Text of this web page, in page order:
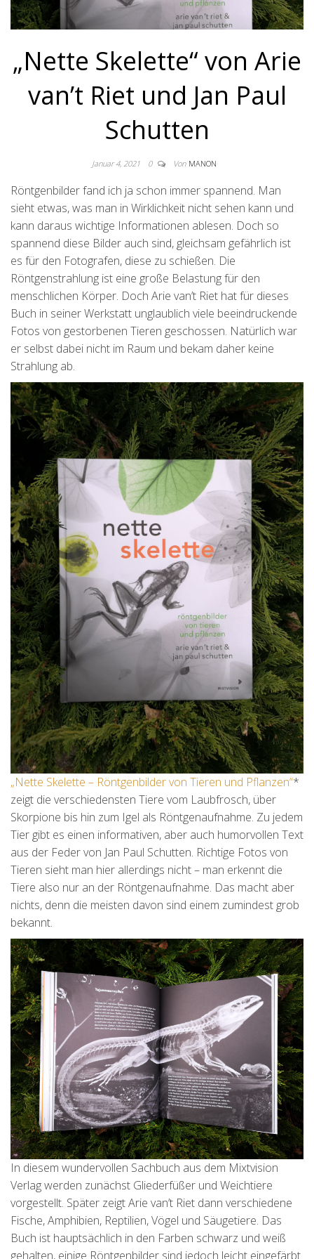
„Nette Skelette“ von Arie
van’t Riet und Jan Paul
Schutten
Januar 4, 2021 0 Von MANON
Röntgenbilder fand ich ja schon immer spannend. Man
sieht etwas, was man in Wirklichkeit nicht sehen kann und
kann daraus wichtige Informationen ablesen. Doch so
spannend diese Bilder auch sind, gleichsam gefährlich ist
es für den Fotografen, diese zu schießen. Die
Röntgenstrahlung ist eine große Belastung für den
menschlichen Körper. Doch Arie van’t Riet hat für dieses
Buch in seiner Werkstatt unglaublich viele beeindruckende
Fotos von gestorbenen Tieren geschossen. Natürlich war
er selbst dabei nicht im Raum und bekam daher keine
Strahlung ab.
„Nette Skelette – Röntgenbilder von Tieren und Pflanzen“*
zeigt die verschiedensten Tiere vom Laubfrosch, über
Skorpione bis hin zum Igel als Röntgenaufnahme. Zu jedem
Tier gibt es einen informativen, aber auch humorvollen Text
aus der Feder von Jan Paul Schutten. Richtige Fotos von
Tieren sieht man hier allerdings nicht – man erkennt die
Tiere also nur an der Röntgenaufnahme. Das macht aber
nichts, denn die meisten davon sind einem zumindest grob
bekannt.
In diesem wundervollen Sachbuch aus dem Mixtvision
Verlag werden zunächst Gliederfüßer und Weichtiere
vorgestellt. Später zeigt Arie van’t Riet dann verschiedene
Fische, Amphibien, Reptilien, Vögel und Säugetiere. Das
Buch ist hauptsächlich in den Farben schwarz und weiß
gehalten, einige Röntgenbilder sind jedoch leicht eingefärbt.